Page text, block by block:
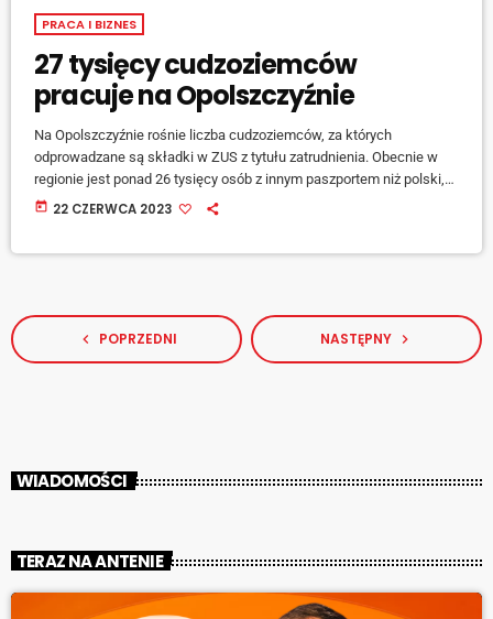
PRACA I BIZNES
27 tysięcy cudzoziemców
pracuje na Opolszczyźnie
Na Opolszczyźnie rośnie liczba cudzoziemców, za których
odprowadzane są składki w ZUS z tytułu zatrudnienia. Obecnie w
regionie jest ponad 26 tysięcy osób z innym paszportem niż polski,
które legalnie pracują. W pół roku przybyło ponad 1300
today 22 CZERWCA 2023
navigate_before POPRZEDNI NASTĘPNY navigate_next
WIADOMOŚCI
TERAZ NA ANTENIE